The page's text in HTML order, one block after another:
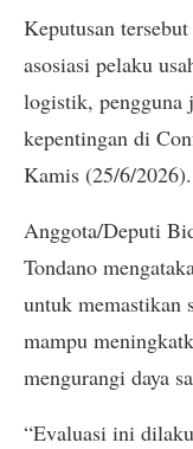
Keputusan
asosiasi pelaku
logistik, pengguna
kepentingan di
Kamis (25/6/2026).
Anggota/Deputi
Tondano
untuk memastikan
mampu
mengurangi daya
“Evaluasi ini